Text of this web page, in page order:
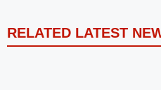
RELATED LATEST